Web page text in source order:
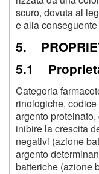
scuro, dovuta al
e alla
5.
5.1
Categoria
rinologiche,
argento
inibire la crescita
negativi (azione
argento
batteriche (azione